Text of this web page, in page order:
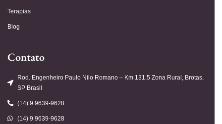
Terapias
Blog
Contato
Rod. Engenheiro Paulo Nilo Romano – Km 131.5 Zona Rural, Brotas,
SP Brasil
(14) 9 9639-9628
(14) 9 9639-9628